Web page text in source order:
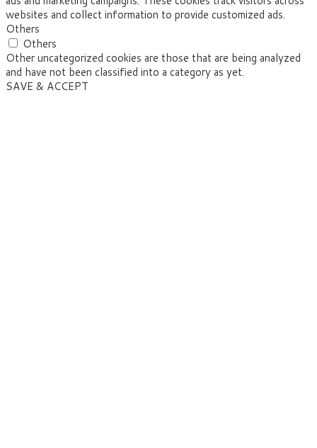
websites and collect information to provide customized ads.
Others
Others
Other uncategorized cookies are those that are being analyzed
and have not been classified into a category as yet.
SAVE & ACCEPT